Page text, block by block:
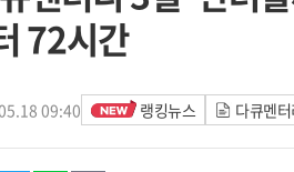
72시간
09:40 랭킹뉴스 다큐멘